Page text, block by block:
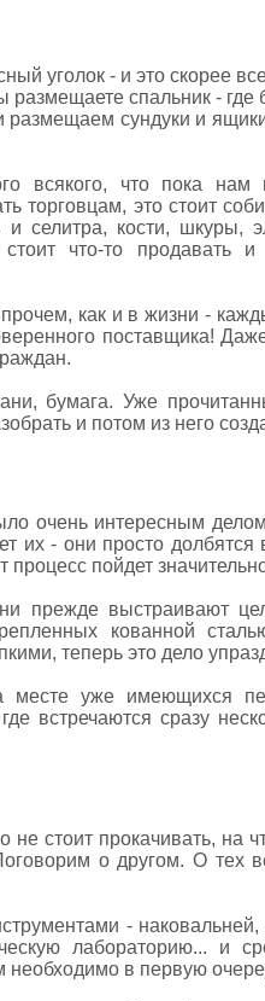
уголок - и это скорее
спальник - где
размещаем сундуки и
всякого, что пока
это стоит
селитра, кости, шкуры,
что-то продавать
как и в жизни -
поставщика!
бумага. Уже
и потом из него
очень интересным
их - они просто
пойдет
прежде выстраивают
кованной
теперь это дело
месте уже имеющихся
встречаются сразу
не стоит прокачивать, на
о другом. О тех
-
лабораторию... и
необходимо в первую